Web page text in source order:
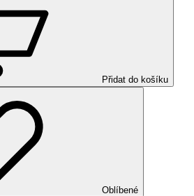
Přidat do košíku
Oblíbené